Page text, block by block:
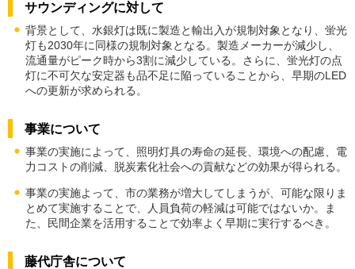
サウンディングに対して
背景として、水銀灯は既に製造と輸出入が規制対象となり、蛍光
灯も2030年に同様の規制対象となる。製造メーカーが減少し、
流通量がピーク時から3割に減少している。さらに、蛍光灯の点
灯に不可欠な安定器も品不足に陥っていることから、早期のLED
への更新が求められる。
事業について
事業の実施によって、照明灯具の寿命の延長、環境への配慮、電
力コストの削減、脱炭素化社会への貢献などの効果が得られる。
事業の実施よって、市の業務が増大してしまうが、可能な限りま
とめて実施することで、人員負荷の軽減は可能ではないか。ま
た、民間企業を活用することで効率よく早期に実行するべき。
藤代庁舎について